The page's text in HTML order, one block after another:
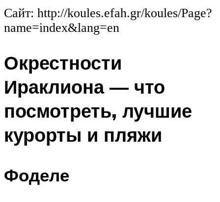
Сайт: http://koules.efah.gr/koules/Page?
name=index&lang=en
Окрестности
Ираклиона — что
посмотреть, лучшие
курорты и пляжи
Фоделе